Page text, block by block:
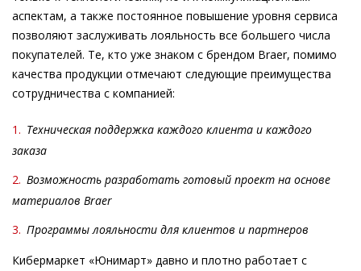
аспектам, а также постоянное повышение уровня сервиса
позволяют заслуживать лояльность все большего числа
покупателей. Те, кто уже знаком с брендом Braer, помимо
качества продукции отмечают следующие преимущества
сотрудничества с компанией:
1. Техническая поддержка каждого клиента и каждого
заказа
2. Возможность разработать готовый проект на основе
материалов Braer
3. Программы лояльности для клиентов и партнеров
Кибермаркет «Юнимарт» давно и плотно работает с